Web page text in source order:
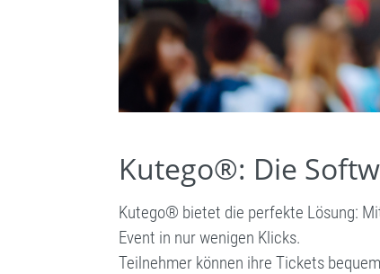
Kutego®: Die
Kutego® bietet die perfekte Lösung:
Event in nur wenigen Klicks.
Teilnehmer können ihre Tickets